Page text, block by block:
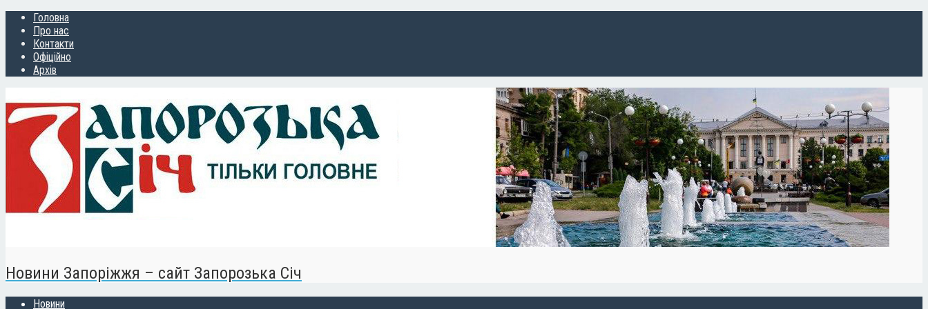
Головна
Про нас
Контакти
Офіційно
Архів
Новини Запоріжжя – сайт Запорозька Січ
Новини